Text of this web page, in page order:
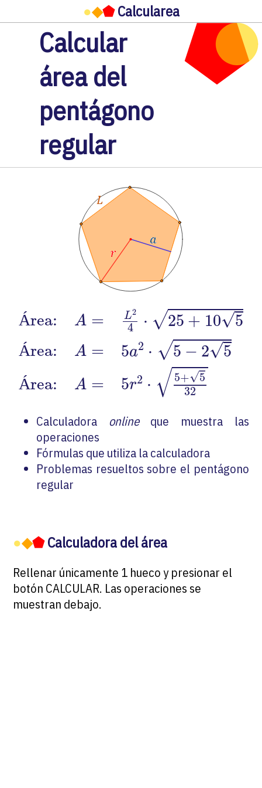
●◆⬟ Calcularea
Calcular
área del
pentágono
regular
Área: A = L2
4 ⋅ √25 + 10√5
Área: A = 5a2 ⋅ √5 − 2√5
Área: A = 5r2 ⋅ √ 5+√5
32
Área: +10 Área:A=5a2⋅5
Calculadora onlineque muestra las
operaciones
Fórmulas que utiliza la calculadora
Problemas resueltos sobre el pentágono
regular
●◆⬟Calculadora del área
Rellenar únicamente 1 hueco y presionar el
botón CALCULAR. Las operaciones se
muestran debajo.